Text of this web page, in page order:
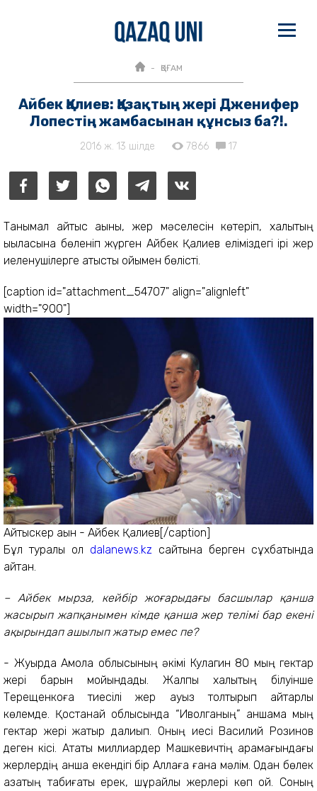
ҚОҒАМ
Айбек Қалиев: Қазақтың жері Дженифер
Лопестің жамбасынан құнсыз ба?!.
2016 ж. 13 шілде 7866 17
Танымал айтыс ақыны, жер мәселесін көтеріп, халықтың
ықыласына бөленіп жүрген Айбек Қалиев еліміздегі ірі жер
иеленушілерге қатысты ойымен бөлісті.
[caption id="attachment_54707" align="alignleft"
width="900"]
Айтыскер ақын - Айбек Қалиев[/caption]
Бұл туралы ол dalanews.kz сайтына берген сұхбатында
айтқан.
– Айбек мырза, кейбір жоғарыдағы басшылар қанша
жасырып жапқанымен кімде қанша жер телімі бар екені
ақырындап ашылып жатыр емес пе?
- Жуырда Ақмола облысының әкімі Кулагин 80 мың гектар
жері барын мойындады. Жалпы халықтың білуінше
Терещенкоға тиесілі жер ауыз толтырып айтарлық
көлемде. Қостанай облысында “Иволганың” қаншама мың
гектар жері жатыр далиып. Оның иесі Василий Розинов
деген кісі. Атақты миллиардер Машкевичтің қарамағындағы
жерлердің қанша екендігі бір Аллаға ғана мәлім. Одан бөлек
қазақтың табиғаты ерек, шұрайлы жерлері көп қой. Соның